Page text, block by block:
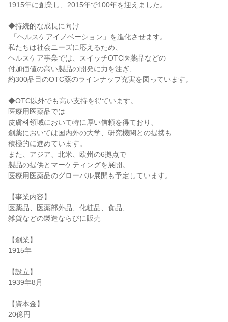
1915年に創業し、2015年で100年を迎えました。
◆持続的な成長に向け
私たちは社会ニーズに応えるため、
ヘルスケア事業では、スイッチOTC医薬品などの
付加価値の高い製品の開発に力を注ぎ、
約300品目のOTC薬のラインナップ充実を図っています。
◆OTC以外でも高い支持を得ています。
医療用医薬品では
皮膚科領域において特に厚い信頼を得ており、
創薬においては国内外の大学、研究機関との提携も
積極的に進めています。
また、アジア、北米、欧州の6拠点で
製品の提供とマーケティングを展開。
医療用医薬品のグローバル展開も予定しています。
【事業内容】
医薬品、医薬部外品、化粧品、食品、
雑貨などの製造ならびに販売
【創業】
1915年
【設立】
1939年8月
【資本金】
20億円